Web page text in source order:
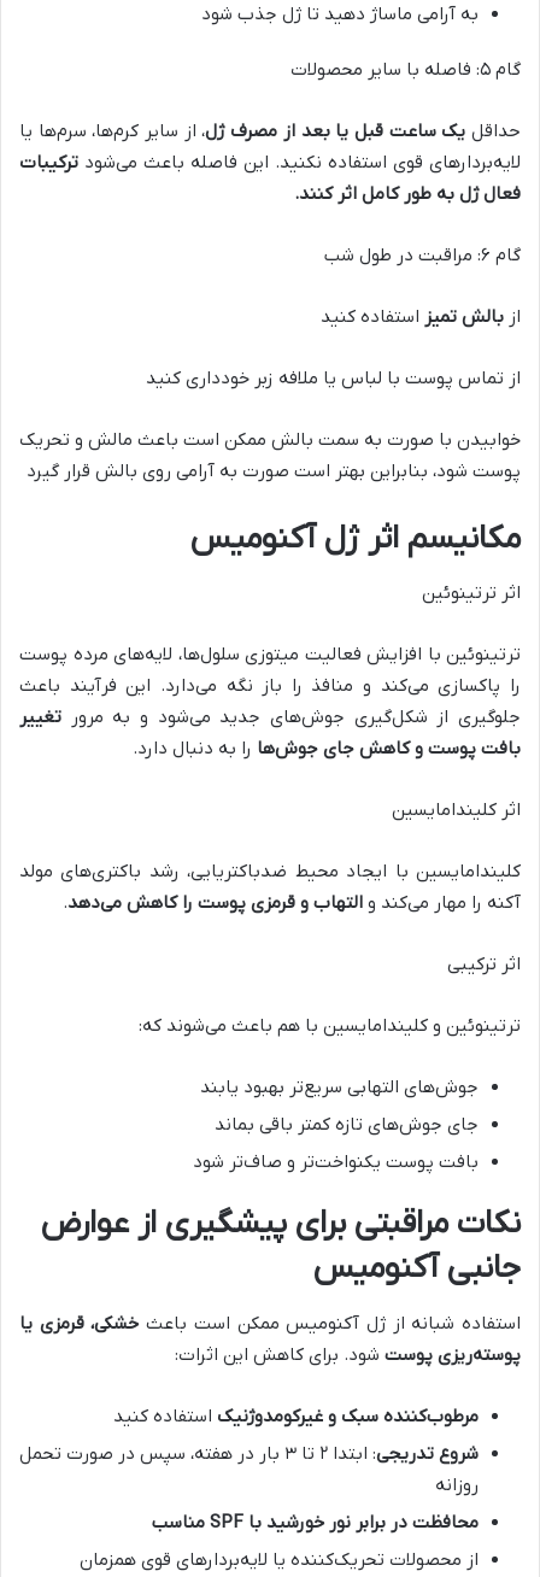
به آرامی ماساژ دهید تا ژل جذب شود
گام ۵: فاصله با سایر محصولات
حداقل یک ساعت قبل یا بعد از مصرف ژل، از سایر کرم‌ها، سرم‌ها یا
لایه‌بردارهای قوی استفاده نکنید. این فاصله باعث می‌شود ترکیبات
فعال ژل به طور کامل اثر کنند.
گام ۶: مراقبت در طول شب
از بالش تمیز استفاده کنید
از تماس پوست با لباس یا ملافه زبر خودداری کنید
خوابیدن با صورت به سمت بالش ممکن است باعث مالش و تحریک
پوست شود، بنابراین بهتر است صورت به آرامی روی بالش قرار گیرد
مکانیسم اثر ژل آکنومیس
اثر ترتینوئین
ترتینوئین با افزایش فعالیت میتوزی سلول‌ها، لایه‌های مرده پوست
را پاکسازی می‌کند و منافذ را باز نگه می‌دارد. این فرآیند باعث
جلوگیری از شکل‌گیری جوش‌های جدید می‌شود و به مرور تغییر
بافت پوست و کاهش جای جوش‌ها را به دنبال دارد.
اثر کلیندامایسین
کلیندامایسین با ایجاد محیط ضدباکتریایی، رشد باکتری‌های مولد
آکنه را مهار می‌کند و التهاب و قرمزی پوست را کاهش می‌دهد.
اثر ترکیبی
ترتینوئین و کلیندامایسین با هم باعث می‌شوند که:
جوش‌های التهابی سریع‌تر بهبود یابند
جای جوش‌های تازه کمتر باقی بماند
بافت پوست یکنواخت‌تر و صاف‌تر شود
نکات مراقبتی برای پیشگیری از عوارض
جانبی آکنومیس
استفاده شبانه از ژل آکنومیس ممکن است باعث خشکی، قرمزی یا
پوسته‌ریزی پوست شود. برای کاهش این اثرات:
مرطوب‌کننده سبک و غیرکومدوژنیک استفاده کنید
شروع تدریجی
: ابتدا ۲ تا ۳ بار در هفته، سپس در صورت تحمل
روزانه
محافظت در برابر نور خورشید با
مناسب
از محصولات تحریک‌کننده یا لایه‌بردارهای قوی همزمان